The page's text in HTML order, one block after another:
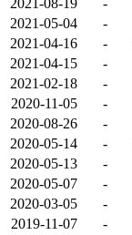
2021-08-19 -
2021-05-04
-
2021-04-16
-
2021-04-15
-
2021-02-18
-
2020-11-05
-
2020-08-26
-
2020-05-14
-
2020-05-13
-
2020-05-07
-
2020-03-05
-
2019-11-07
-